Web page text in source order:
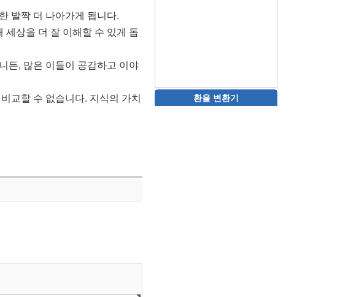
발짝 더 나아가게 됩니다.
세상을 더 잘 이해할 수 있게 돕
든, 많은 이들이 공감하고 이야
교할 수 없습니다. 지식의 가치
환율 변환기